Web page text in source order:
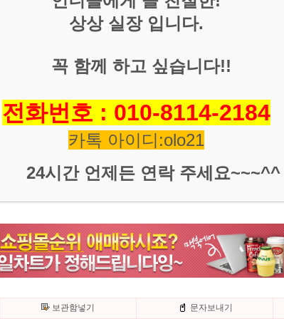
상상 실장 입니다.
꼭 함께 하고 싶습니다!!
전화번호 : 010-8114-2184
카톡 아이디:olo21
24시간 언제든 연락 주세요~~~^^
보관함넣기 문자보내기